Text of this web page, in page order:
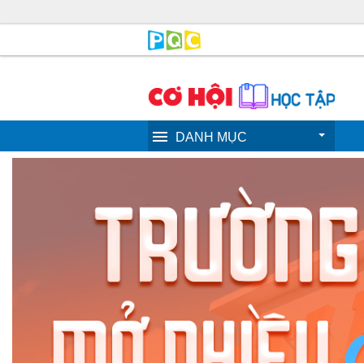
DANH MỤC